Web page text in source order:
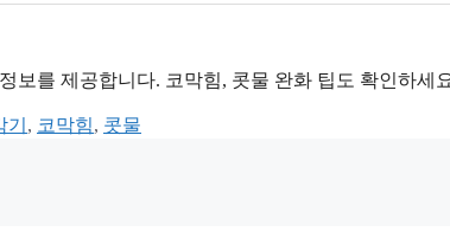
보를 제공합니다. 코막힘, 콧물 완화 팁도 확인하세
기 , 코막힘, 콧물